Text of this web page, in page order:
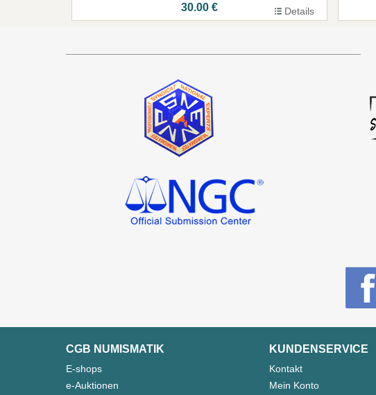
30.00 € Details
CGB NUMISMATIK
E-shops
e-Auktionen
KUNDENSERVICE
Kontakt
Mein Konto